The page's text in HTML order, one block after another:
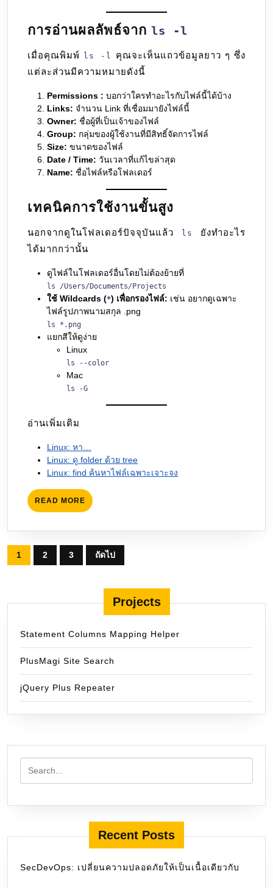
การอ่านผลลัพธ์จาก ls -l
เมื่อคุณพิมพ์ ls -l
คุณจะเห็นแถวข้อมูลยาว ๆ ซึ่ง
แต่ละส่วนมีความหมายดังนี้
Permissions : บอกว่าใครทำอะไรกับไฟล์นี้ได้บ้าง
Links: จำนวน Link ที่เชื่อมมายังไฟล์นี้
Owner: ชื่อผู้ที่เป็นเจ้าของไฟล์
Group: กลุ่มของผู้ใช้งานที่มีสิทธิ์จัดการไฟล์
Size: ขนาดของไฟล์
Date / Time: วันเวลาที่แก้ไขล่าสุด
Name: ชื่อไฟล์หรือโฟลเดอร์
เทคนิคการใช้งานขั้นสูง
นอกจากดูในโฟลเดอร์ปัจจุบันแล้ว ls
ยังทำอะไร
ได้มากกว่านั้น
ดูไฟล์ในโฟลเดอร์อื่นโดยไม่ต้องย้ายที่
ls /Users/Documents/Projects
ใช้ Wildcards (*) เพื่อกรองไฟล์: เช่น อยากดูเฉพาะ
ไฟล์รูปภาพนามสกุล .png
ls *.png
แยกสีให้ดูง่าย
Linux
ls --color
Mac
ls -G
อ่านเพิ่มเติม
Linux: หา…
Linux: ดู folder ด้วย tree
Linux: find ค้นหาไฟล์เฉพาะเจาะจง
READ MORE READ
MORE
Posts
pagination
1 2 3 ถัดไป
Projects
Statement Columns Mapping Helper
PlusMagi Site Search
jQuery Plus Repeater
Recent Posts
SecDevOps: เปลี่ยนความปลอดภัยให้เป็นเนื้อเดียวกับ